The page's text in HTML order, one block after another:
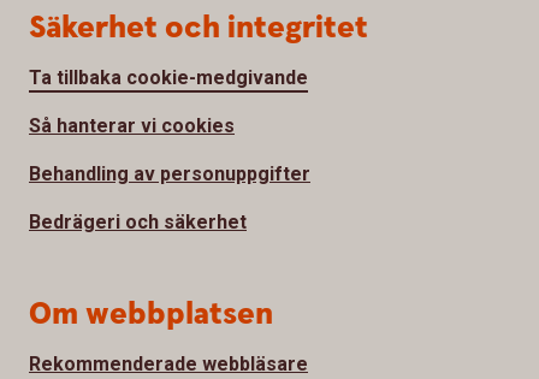
Säkerhet och integritet
Ta tillbaka cookie-medgivande
Så hanterar vi cookies
Behandling av personuppgifter
Bedrägeri och säkerhet
Om webbplatsen
Rekommenderade webbläsare